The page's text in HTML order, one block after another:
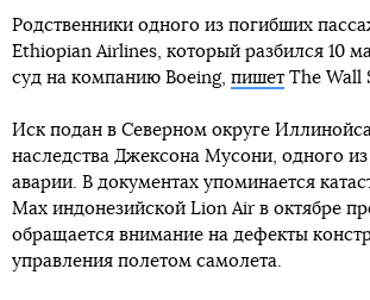
Родственники одного из погибших
Ethiopian Airlines, который разбился 10
суд на компанию Boeing, пишет The Wall
Иск подан в Северном округе
наследства Джексона Мусони, одного
аварии. В документах упоминается
Max индонезийской Lion Air в октябре
обращается внимание на дефекты
управления полетом самолета.